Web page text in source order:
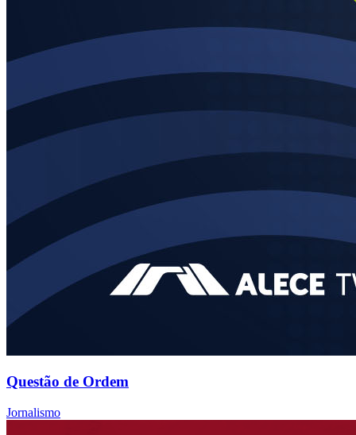
Questão de Ordem
Jornalismo